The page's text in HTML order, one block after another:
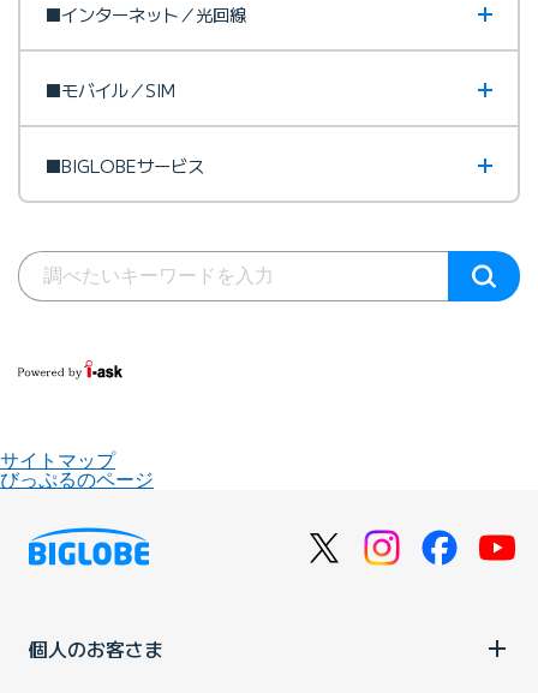
■インターネット／光回線
■モバイル／SIM
■BIGLOBEサービス
サイトマップ
びっぷるのページ
個人のお客さま